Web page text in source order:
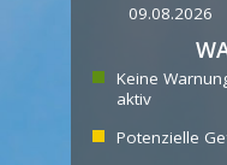
09.08.2026
Keine
aktiv
Potenzielle